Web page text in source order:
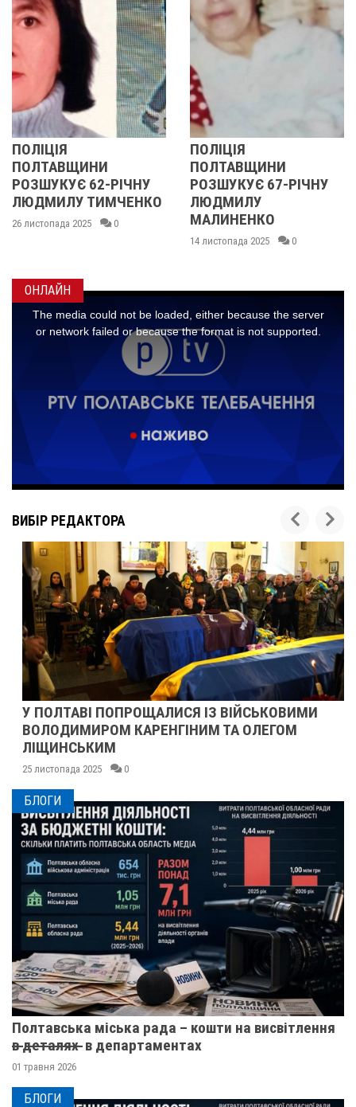
ПОЛІЦІЯ
ПОЛТАВЩИНИ
РОЗШУКУЄ 67-РІЧНУ
ЛЮДМИЛУ
МАЛИНЕНКО
У ПОЛТАВСЬКІЙ
ОБЛАСТІ
РОЗШУКУЮТЬ 62-
РІЧНУ ЗОЮ ГРАКОВУ
14 листопада 2025
ОНЛАЙН
ВИБІР РЕДАКТОРА
У ПОЛТАВІ ПОПРОЩАЛИСЯ ІЗ ВІЙСЬКОВИМИ
ВОЛОДИМИРОМ КАРЕНГІНИМ ТА ОЛЕГОМ
ЛІЩИНСЬКИМ
25 листопада 2025 0
БЛОГИ
Полтавська міська рада – кошти на висвітлення
в̶ ̶д̶е̶т̶а̶л̶я̶х̶ ̶ в департаментах
01 травня 2026
БЛОГИ